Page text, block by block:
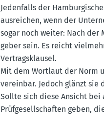
Jeden­falls der
ausreichen, wenn der
sogar noch weiter: Nach
geber sein. Es reicht
Vertrags­klausel.
Mit dem Wortlaut der Norm
vereinbar. Jedoch glänzt sie
Sollte sich diese Ansicht bei
Prüfge­sell­schaften geben,